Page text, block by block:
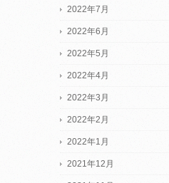
2022年7月
2022年6月
2022年5月
2022年4月
2022年3月
2022年2月
2022年1月
2021年12月